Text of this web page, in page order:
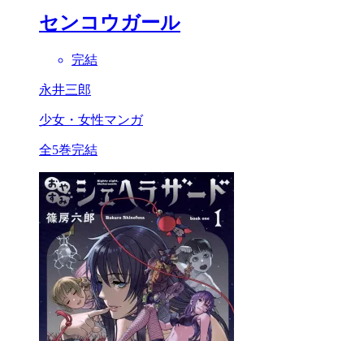
センコウガール
完結
永井三郎
少女・女性マンガ
全5巻完結